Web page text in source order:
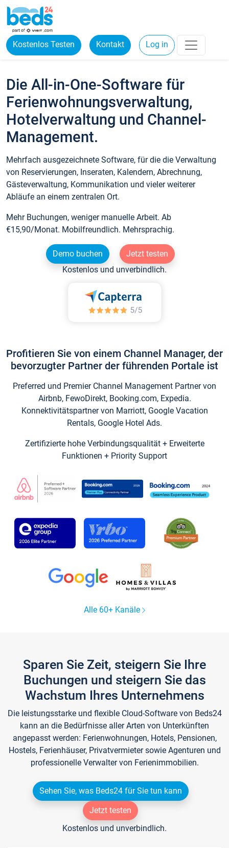
Kostenlos Testen Kontakt Log in
Die All-in-One-Software für
Ferienwohnungsverwaltung,
Hotelverwaltung und Channel-
Management.
Mehrfach ausgezeichnete Software, für die die Verwaltung
von Reservierungen, Inseraten, Kalendern, Abrechnung,
Gästeverwaltung, Kommunikation und vieler weiterer
Abläufe an einem zentralen Ort.
Mehr Buchungen, weniger manuelle Arbeit. Ab
€15,90/Monat. Mobilfreundlich. Mehrsprachig.
Demo buchen
Jetzt testen
Kostenlos und unverbindlich.
Profitieren Sie von einem Channel Manager, der
bevorzugter Partner der führenden Portale ist
Preferred und Premier Channel Management Partner von
Airbnb, FewoDirekt, Booking.com, Expedia.
Konnektivitätspartner von Marriott, Google Vacation
Rentals, Google Hotel Ads.
Zertifizierte hohe Verbindungsqualität + Erweiterte
Funktionen + Priority Support
Alle 60+ Kanäle
Sparen Sie Zeit, steigern Sie Ihre
Buchungen und steigern Sie das
Wachstum Ihres Unternehmens
Die leistungsstarke und flexible Cloud-Software von Beds24
kann an die Bedürfnisse aller Arten von Unterkünften
angepasst werden: Ferienwohnungen, Hotels, Pensionen,
Hostels, Ferienhäuser, Privatvermieter sowie Agenturen und
professionelle Verwalter von Ferienimmobilien.
Sehen Sie, was Beds24 für Sie tun kann
Jetzt testen
Kostenlos und unverbindlich.